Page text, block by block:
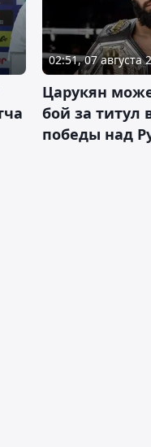
02:51, 07 августа
Царукян
бой за титул
победы над